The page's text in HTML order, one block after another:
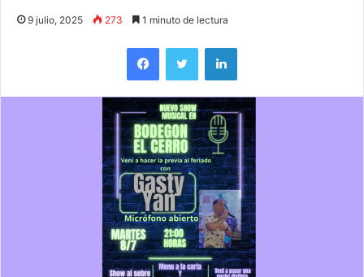
9 julio, 2025 273 1 minuto de lectura